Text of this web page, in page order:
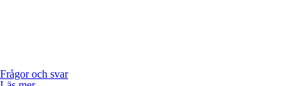
Frågor och svar